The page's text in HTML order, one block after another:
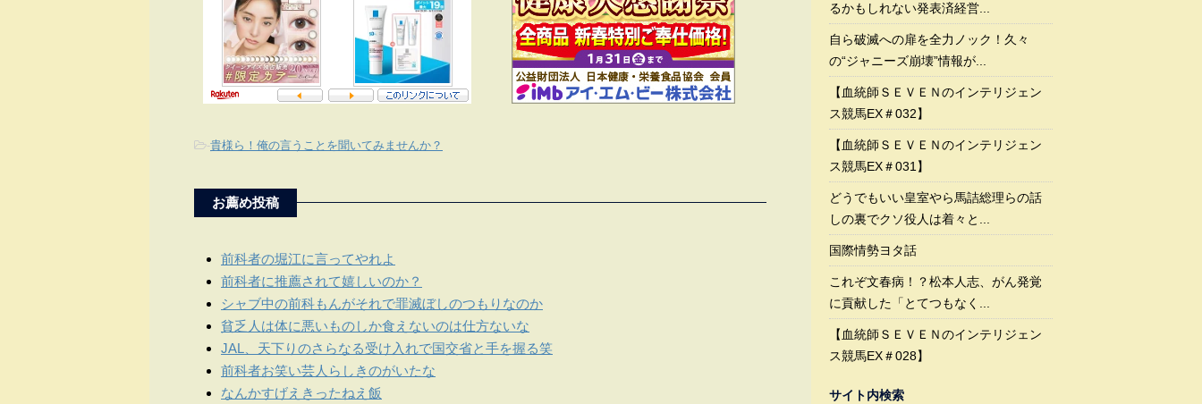
-貴様ら！俺の言うことを聞いてみませんか？
お薦め投稿
前科者の堀江に言ってやれよ
前科者に推薦されて嬉しいのか？
シャブ中の前科もんがそれで罪滅ぼしのつもりなのか
貧乏人は体に悪いものしか食えないのは仕方ないな
JAL、天下りのさらなる受け入れで国交省と手を握る笑
前科者お笑い芸人らしきのがいたな
なんかすげえきったねえ飯
るかもしれない発表済経営...
自ら破滅への扉を全力ノック！久々
の“ジャニーズ崩壊”情報が...
【血統師ＳＥＶＥＮのインテリジェン
ス競馬EX＃032】
【血統師ＳＥＶＥＮのインテリジェン
ス競馬EX＃031】
どうでもいい皇室やら馬詰総理らの話
しの裏でクソ役人は着々と...
国際情勢ヨタ話
これぞ文春病！？松本人志、がん発覚
に貢献した「とてつもなく...
【血統師ＳＥＶＥＮのインテリジェン
ス競馬EX＃028】
サイト内検索